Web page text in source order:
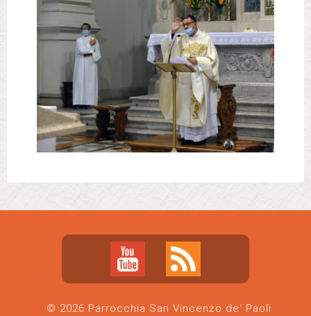
© 2026 Parrocchia San Vincenzo de' Paoli